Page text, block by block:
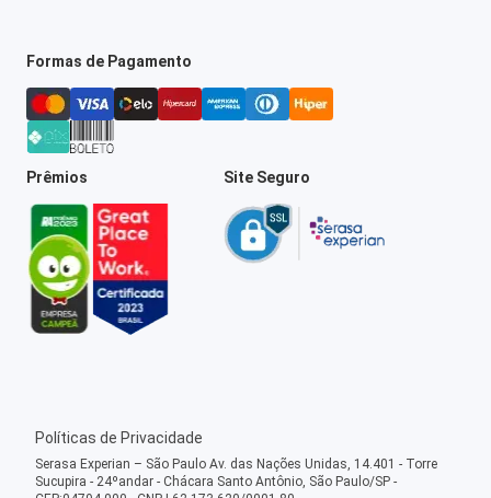
Formas de Pagamento
Prêmios Site Seguro
Políticas de Privacidade
Serasa Experian – São Paulo Av. das Nações Unidas, 14.401 - Torre
Sucupira - 24ºandar - Chácara Santo Antônio, São Paulo/SP -